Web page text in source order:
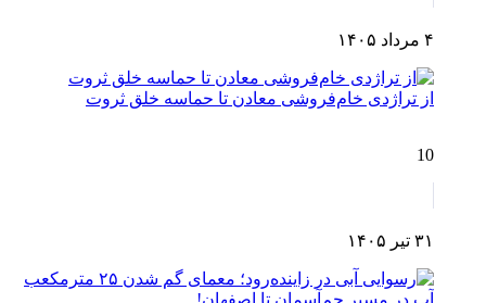
۴ مرداد ۱۴۰۵
از تراژدی خام‌فروشی معادن تا حماسه خلق ثروت
10
۳۱ تیر ۱۴۰۵